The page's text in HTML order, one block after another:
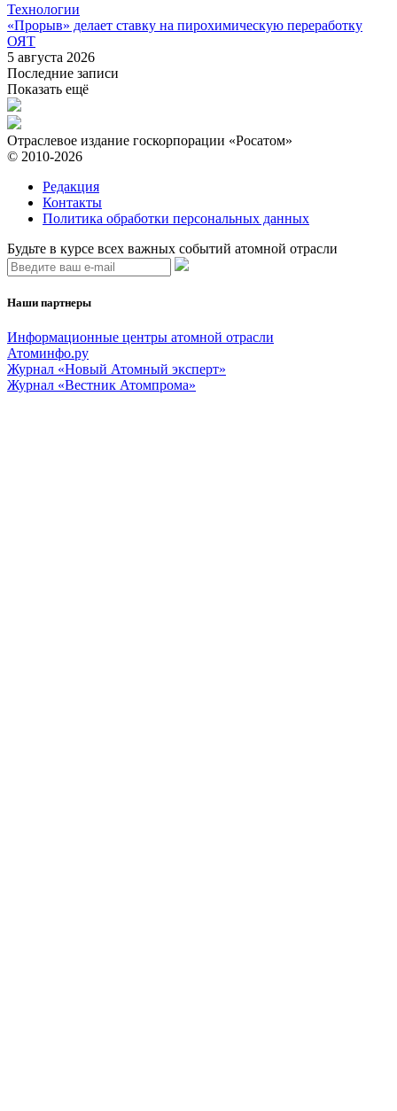
Технологии
«Прорыв» делает ставку на пирохимическую переработку
ОЯТ
5 августа 2026
Последние записи
Показать ещё
Отраслевое издание госкорпорации «Росатом»
© 2010-2026
Редакция
Контакты
Политика обработки персональных данных
Будьте в курсе всех важных событий атомной отрасли
Наши партнеры
Информационные центры атомной отрасли
Атоминфо.ру
Журнал «Новый Атомный эксперт»
Журнал «Вестник Атомпрома»